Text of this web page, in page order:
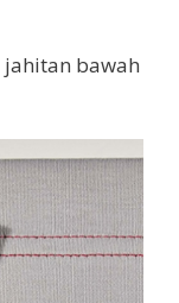
bawah